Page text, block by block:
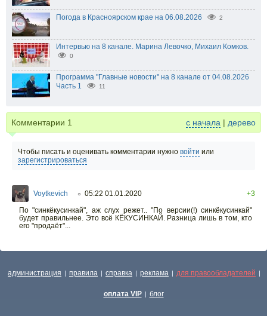
Погода в Красноярском крае на 06.08.2026 2
Интервью на 8 канале. Марина Левочко, Михаил Комков.
0
Программа "Главные новости" на 8 канале от 04.08.2026
Часть 1
11
Комментарии 1 с начала | дерево
Чтобы писать и оценивать комментарии нужно войти или
зарегистрироваться
Voytkevich ○ 05:22 01.01.2020
+3
По "синкёкусинкай", аж слух режет.. "По версии(!) синкёкусинкай"
будет правильнее. Это всё КЁКУСИНКАЙ. Разница лишь в том, кто
его "продаёт"...
администрация | правила | справка | реклама | для правообладателей |
оплата VIP | блог